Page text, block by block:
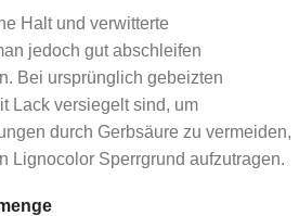
Halt und verwitterte
jedoch gut abschleifen
Bei ursprünglich gebeizten
Lack versiegelt sind, um
durch Gerbsäure zu vermeiden,
Lignocolor Sperrgrund aufzutragen.